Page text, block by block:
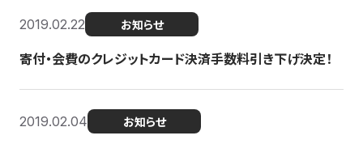
2019.02.22 お知らせ
寄付・会費のクレジットカード決済手数料引き下げ決定！
2019.02.04 お知らせ